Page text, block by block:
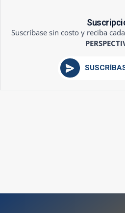
Suscríbase sin costo y reciba